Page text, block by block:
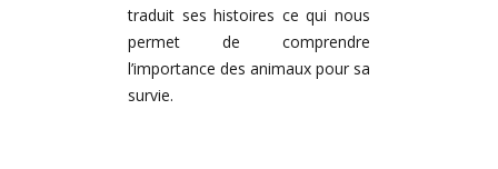
traduit ses histoires ce qui nous
permet de comprendre
l’importance des animaux pour sa
survie.